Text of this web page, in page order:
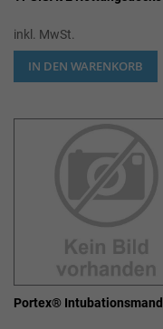
inkl. MwSt.
IN DEN WARENKORB
Portex®